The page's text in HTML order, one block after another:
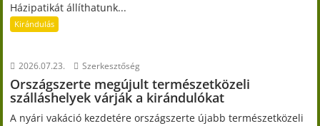
Házipatikát állíthatunk...
Kirándulás
2026.07.23. Szerkesztőség
Országszerte megújult természetközeli
szálláshelyek várják a kirándulókat
A nyári vakáció kezdetére országszerte újabb természetközeli